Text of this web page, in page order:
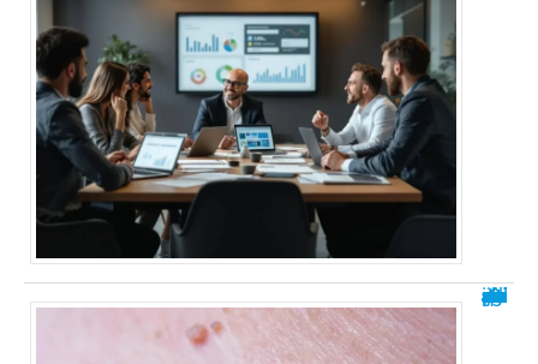
J’ai le papillomavirus, est-ce que je suis contagieuse ?